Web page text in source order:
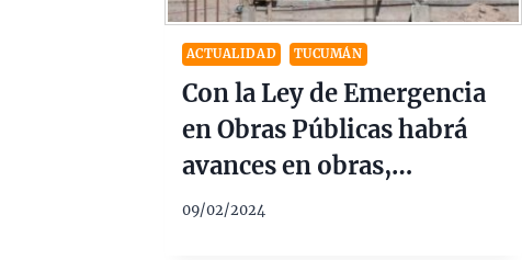
ACTUALIDAD TUCUMÁN
Con la Ley de Emergencia
en Obras Públicas habrá
avances en obras,
cumplimiento contractual
09/02/2024